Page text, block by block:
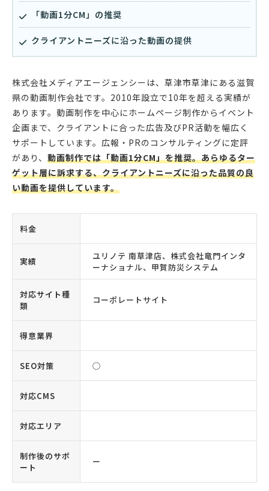
「動画1分CM」の推奨
クライアントニーズに沿った動画の提供
株式会社メディアエージェンシーは、草津市草津にある滋賀
県の動画制作会社です。2010年設立で10年を超える実績が
あります。動画制作を中心にホームページ制作からイベント
企画まで、クライアントに合った広告及びPR活動を幅広く
サポートしています。広報・PRのコンサルティングに定評
があり、 動画制作では「動画1分CM」を推奨。あらゆるター
ゲット層に訴求する、クライアントニーズに沿った品質の良
い動画を提供しています。
料金
実績
ユリノテ 南草津店、株式会社竜門インタ
ーナショナル、甲賀防災システム
対応サイト種
類
コーポレートサイト
得意業界
SEO対策 ◯
対応CMS
対応エリア
制作後のサポ
ート
ー